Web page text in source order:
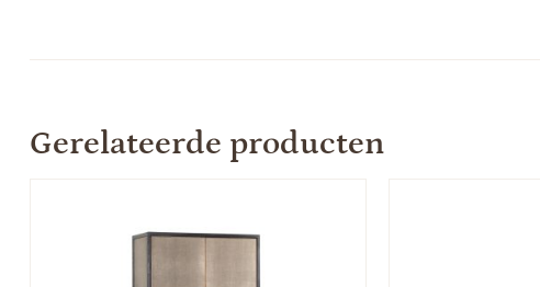
Gerelateerde producten